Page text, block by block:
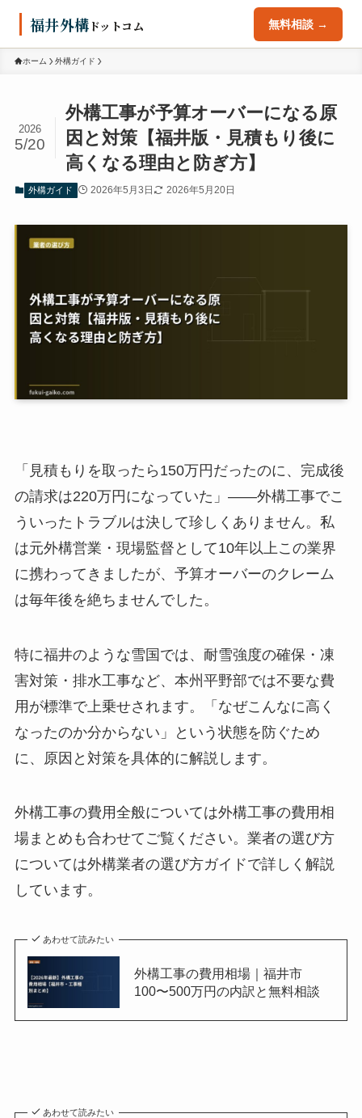
福井外構 ドットコム 無料相談 →
ホーム 外構ガイド
外構工事が予算オーバーになる原
因と対策【福井版・見積もり後に
高くなる理由と防ぎ方】
2026
5/20
外構ガイド 2026年5月3日 2026年5月20日
「見積もりを取ったら150万円だったのに、完成後
の請求は220万円になっていた」——外構工事でこ
ういったトラブルは決して珍しくありません。私
は元外構営業・現場監督として10年以上この業界
に携わってきましたが、予算オーバーのクレーム
は毎年後を絶ちませんでした。
特に福井のような雪国では、耐雪強度の確保・凍
害対策・排水工事など、本州平野部では不要な費
用が標準で上乗せされます。「なぜこんなに高く
なったのか分からない」という状態を防ぐため
に、原因と対策を具体的に解説します。
外構工事の費用全般については外構工事の費用相
場まとめも合わせてご覧ください。業者の選び方
については外構業者の選び方ガイドで詳しく解説
しています。
あわせて読みたい
外構工事の費用相場｜福井市
100〜500万円の内訳と無料相談
あわせて読みたい